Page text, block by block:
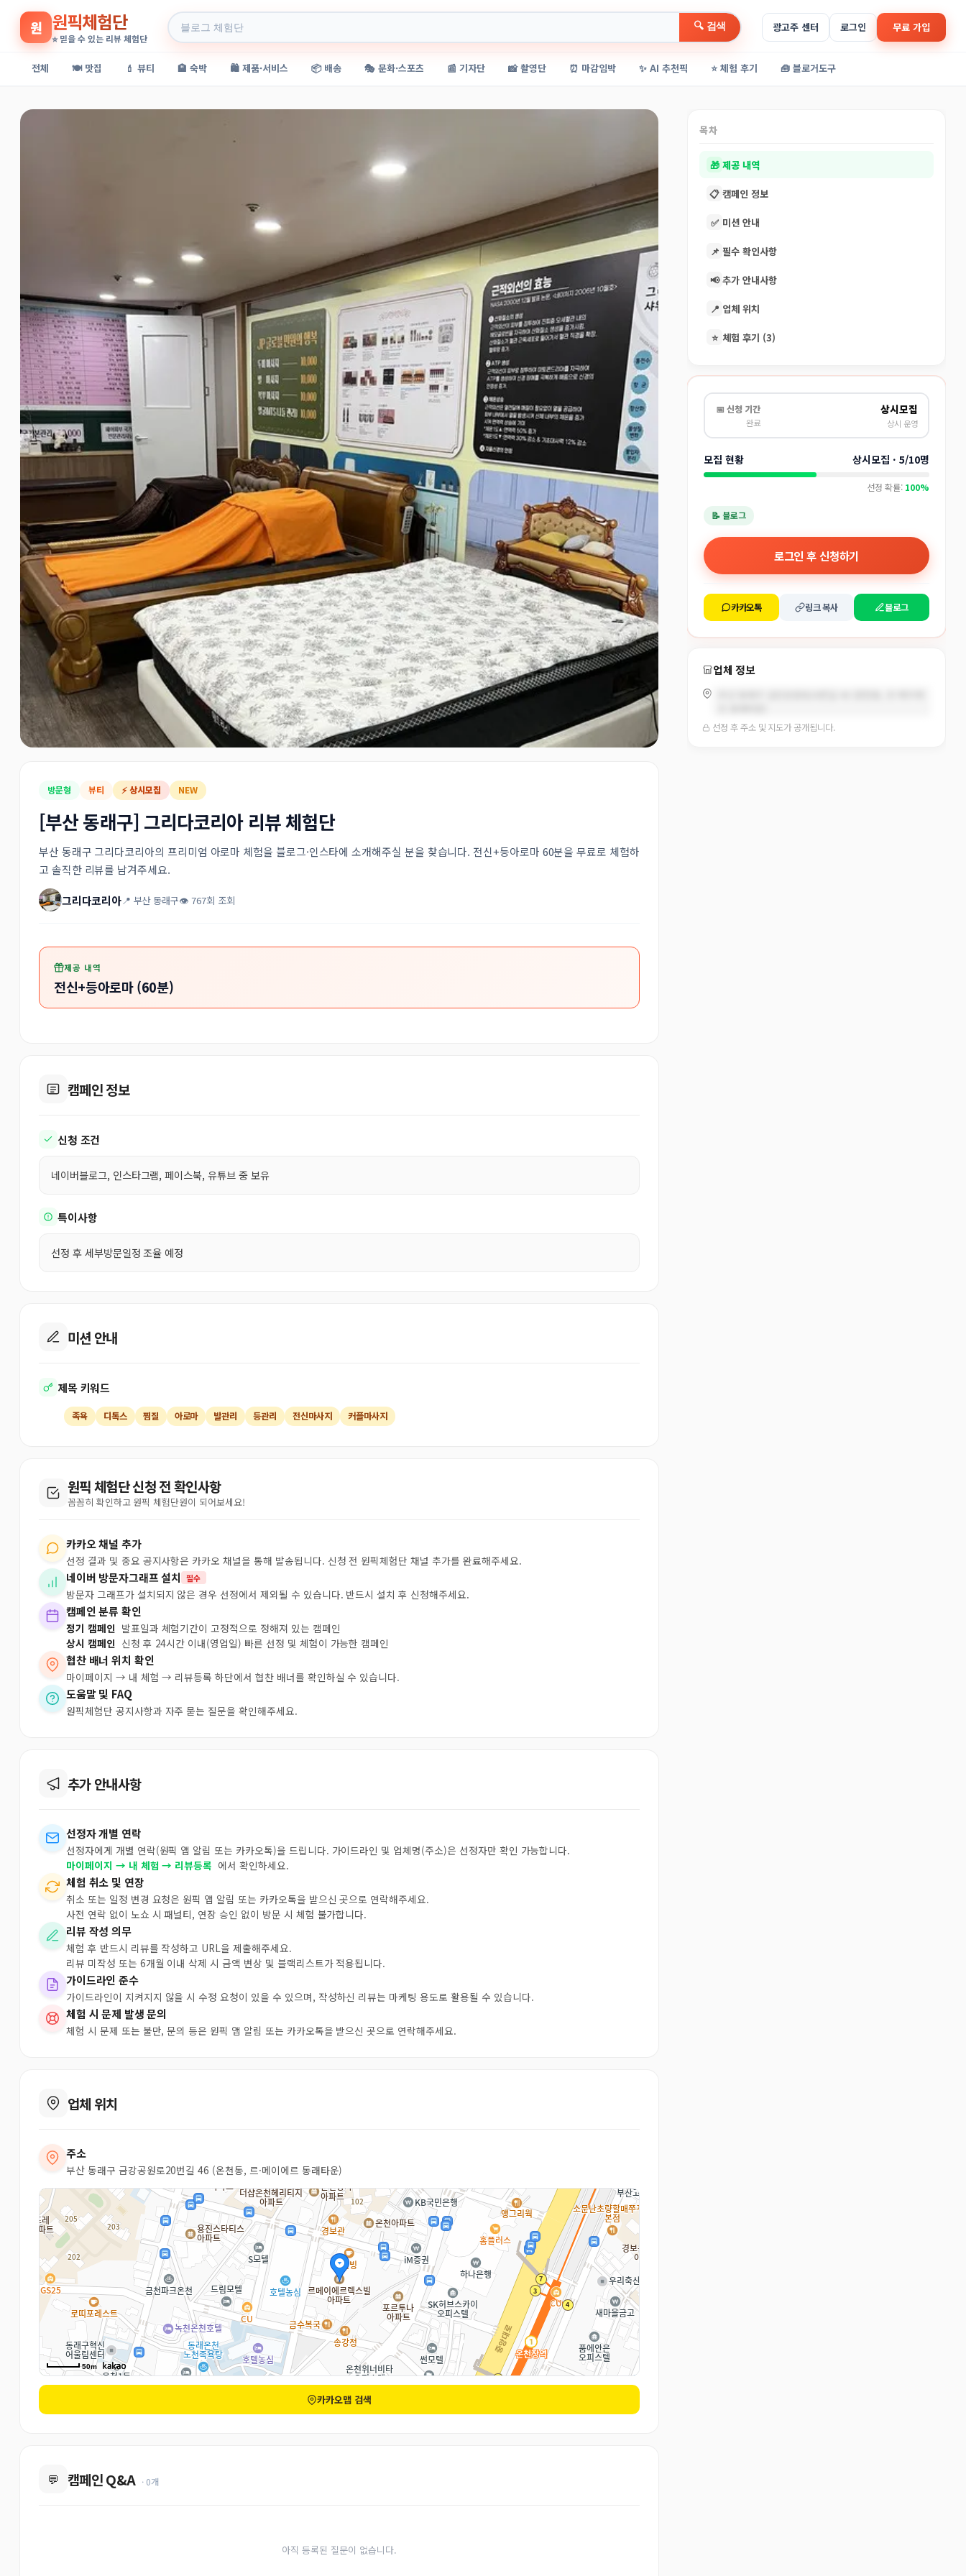
원 원픽체험단
⭐ 믿을 수 있는 리뷰 체험단
🔍 검색 광고주 센터 로그인 무료 가입
전체 🍽️ 맛집 💄 뷰티 🏨 숙박 🛍️ 제품·서비스 📦 배송 🎭 문화·스포츠 📰 기자단 📸 촬영단 ⏰ 마감임박 ✨ AI 추천픽 ⭐ 체험 후기 🧰 블로거도구
방문형 뷰티 ⚡ 상시모집 NEW
[부산 동래구] 그리다코리아 리뷰 체험단
부산 동래구 그리다코리아의 프리미엄 아로마 체험을 블로그·인스타에 소개해주실 분을 찾습니다. 전신+등아로마 60분을 무료로 체험하
고 솔직한 리뷰를 남겨주세요.
그리다코리아📍 부산 동래구👁 767회 조회
제공 내역
전신+등아로마 (60분)
캠페인 정보
신청 조건
네이버블로그, 인스타그램, 페이스북, 유튜브 중 보유
특이사항
선정 후 세부방문일정 조율 예정
미션 안내
제목 키워드
족욕 디톡스 찜질 아로마 발관리 등관리 전신마사지 커플마사지
원픽 체험단 신청 전 확인사항
꼼꼼히 확인하고 원픽 체험단원이 되어보세요!
카카오 채널 추가
선정 결과 및 중요 공지사항은 카카오 채널을 통해 발송됩니다. 신청 전 원픽체험단 채널 추가를 완료해주세요.
네이버 방문자그래프 설치 필수
방문자 그래프가 설치되지 않은 경우 선정에서 제외될 수 있습니다. 반드시 설치 후 신청해주세요.
캠페인 분류 확인
정기 캠페인 발표일과 체험기간이 고정적으로 정해져 있는 캠페인
상시 캠페인 신청 후 24시간 이내(영업일) 빠른 선정 및 체험이 가능한 캠페인
협찬 배너 위치 확인
마이페이지 → 내 체험 → 리뷰등록 하단에서 협찬 배너를 확인하실 수 있습니다.
도움말 및 FAQ
원픽체험단 공지사항과 자주 묻는 질문을 확인해주세요.
추가 안내사항
선정자 개별 연락
선정자에게 개별 연락(원픽 앱 알림 또는 카카오톡)을 드립니다. 가이드라인 및 업체명(주소)은 선정자만 확인 가능합니다.
마이페이지 → 내 체험 → 리뷰등록 에서 확인하세요.
체험 취소 및 연장
취소 또는 일정 변경 요청은 원픽 앱 알림 또는 카카오톡을 받으신 곳으로 연락해주세요.
사전 연락 없이 노쇼 시 패널티, 연장 승인 없이 방문 시 체험 불가합니다.
리뷰 작성 의무
체험 후 반드시 리뷰를 작성하고 URL을 제출해주세요.
리뷰 미작성 또는 6개월 이내 삭제 시 금액 변상 및 블랙리스트가 적용됩니다.
가이드라인 준수
가이드라인이 지켜지지 않을 시 수정 요청이 있을 수 있으며, 작성하신 리뷰는 마케팅 용도로 활용될 수 있습니다.
체험 시 문제 발생 문의
체험 시 문제 또는 불만, 문의 등은 원픽 앱 알림 또는 카카오톡을 받으신 곳으로 연락해주세요.
업체 위치
주소
부산 동래구 금강공원로20번길 46 (온천동, 르·메이에르 동래타운)
50m
카카오맵 검색
💬 캠페인 Q&A · 0개
아직 등록된 질문이 없습니다.
목차
🎁 제공 내역
📋 캠페인 정보
✅ 미션 안내
📌 필수 확인사항
📢 추가 안내사항
📍 업체 위치
⭐ 체험 후기 (3)
📅 신청 기간
완료
상시모집
상시 운영
모집 현황 상시모집 · 5/10명
선정 확률: 100%
📝 블로그
로그인 후 신청하기
카카오톡 링크 복사 블로그
업체 정보
선정 후 주소 및 지도가 공개됩니다.